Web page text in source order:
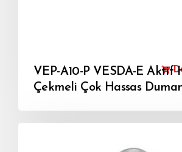
VEP-A10-P VESDA-E Aktif
Çekmeli Çok Hassas